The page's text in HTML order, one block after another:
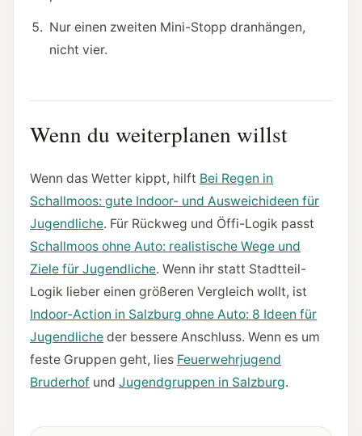
Nur einen zweiten Mini-Stopp dranhängen,
nicht vier.
Wenn du weiterplanen willst
Wenn das Wetter kippt, hilft Bei Regen in
Schallmoos: gute Indoor- und Ausweichideen für
Jugendliche. Für Rückweg und Öffi-Logik passt
Schallmoos ohne Auto: realistische Wege und
Ziele für Jugendliche. Wenn ihr statt Stadtteil-
Logik lieber einen größeren Vergleich wollt, ist
Indoor-Action in Salzburg ohne Auto: 8 Ideen für
Jugendliche der bessere Anschluss. Wenn es um
feste Gruppen geht, lies Feuerwehrjugend
Bruderhof und Jugendgruppen in Salzburg.